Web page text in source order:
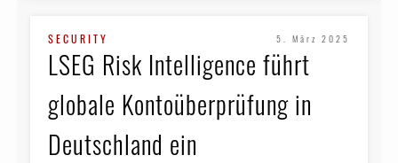
SECURITY 5. März 2025
LSEG Risk Intelligence führt
globale Kontoüberprüfung in
Deutschland ein